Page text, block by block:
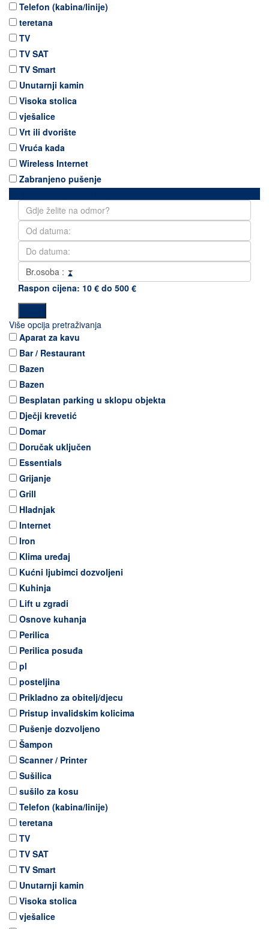
Telefon (kabina/linije)
teretana
TV
TV SAT
TV Smart
Unutarnji kamin
Visoka stolica
vješalice
Vrt ili dvorište
Vruća kada
Wireless Internet
Zabranjeno pušenje
Br.osoba :
Raspon cijena: 10 € do 500 €
Više opcija pretraživanja
Aparat za kavu
Bar / Restaurant
Bazen
Bazen
Besplatan parking u sklopu objekta
Dječji krevetić
Domar
Doručak uključen
Essentials
Grijanje
Grill
Hladnjak
Internet
Iron
Klima uređaj
Kućni ljubimci dozvoljeni
Kuhinja
Lift u zgradi
Osnove kuhanja
Perilica
Perilica posuđa
pl
posteljina
Prikladno za obitelj/djecu
Pristup invalidskim kolicima
Pušenje dozvoljeno
Šampon
Scanner / Printer
Sušilica
sušilo za kosu
Telefon (kabina/linije)
teretana
TV
TV SAT
TV Smart
Unutarnji kamin
Visoka stolica
vješalice